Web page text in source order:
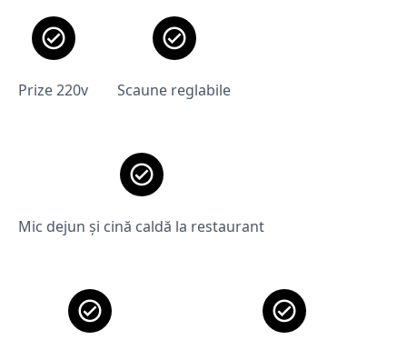
Prize 220v Scaune reglabile
Mic dejun și cină caldă la restaurant